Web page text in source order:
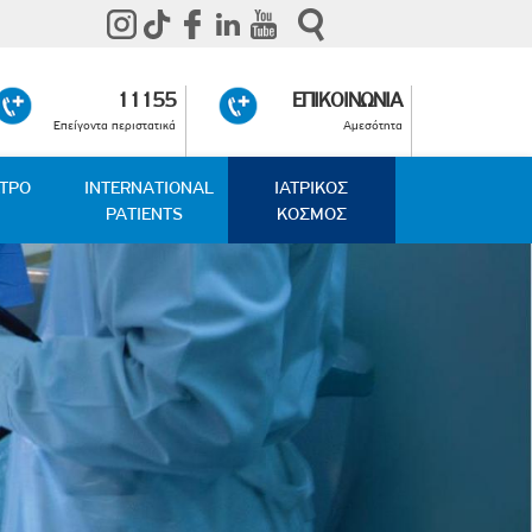
11155
Επείγοντα περιστατικά
ΕΠΙΚΟΙΝΩΝΙΑ
Αμεσότητα
INTERNATIONAL
PATIENTS
ΙΑΤΡΙΚΟΣ
ΚΟΣΜΟΣ